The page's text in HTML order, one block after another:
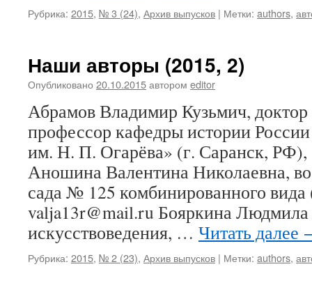
Рубрика: 2015, № 3 (24), Архив выпусков | Метки: authors,
Наши авторы (2015, 2)
Опубликовано 20.10.2015автором editor
Абрамов Владимир Кузьмич, доктор
профессор кафедры истории
им. Н. П. Огарёва» (г. Саранск, РФ),
Аношина Валентина Николаевна,
сада № 125 комбинированного
valja13r@mail.ru Бояркина Людмила
искусствоведения, … Читать далее
Рубрика: 2015, № 2 (23), Архив выпусков | Метки: authors,